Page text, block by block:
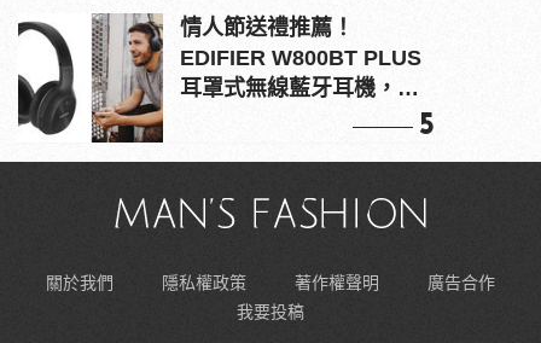
情人節送禮推薦！
EDIFIER W800BT PLUS
耳罩式無線藍牙耳機，在
5
關於我們 隱私權政策 著作權聲明
廣告合作
我要投稿